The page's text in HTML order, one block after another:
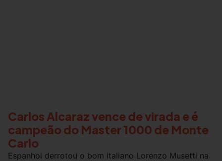
Carlos Alcaraz vence de virada e é
campeão do Master 1000 de Monte
Carlo
Espanhol derrotou o bom italiano Lorenzo Musetti na